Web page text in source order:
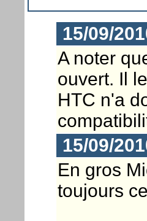
15/09/
A noter
ouvert. Il
HTC n'a
15/09/
En gros
toujours